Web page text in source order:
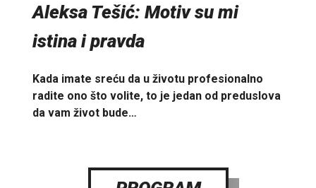
Aleksa Tešić: Motiv su mi
istina i pravda
Kada imate sreću da u životu profesionalno
radite ono što volite, to je jedan od preduslova
da vam život bude…